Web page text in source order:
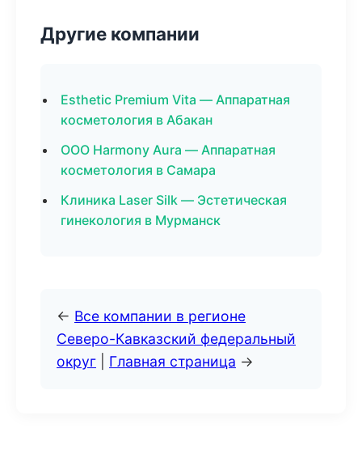
Другие компании
Esthetic Premium Vita — Аппаратная
косметология в Абакан
ООО Harmony Aura — Аппаратная
косметология в Самара
Клиника Laser Silk — Эстетическая
гинекология в Мурманск
← Все компании в регионе
Северо-Кавказский федеральный
округ
Главная страница →